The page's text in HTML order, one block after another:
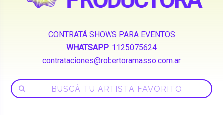
CONTRATÁ SHOWS PARA EVENTOS
WHATSAPP: 1125075624
contrataciones@robertoramasso.com.ar